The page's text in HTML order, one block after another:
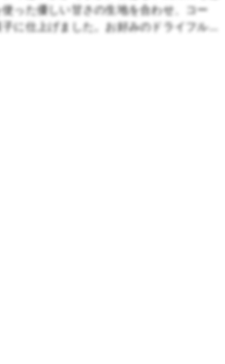
った優しい甘さの生地を合わせ、コー
に仕上げました。お好みのドライフルー